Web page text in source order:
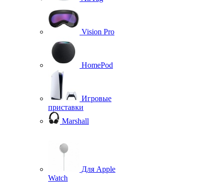
Vision Pro
HomePod
Игровые
приставки
Marshall
Для Apple
Watch